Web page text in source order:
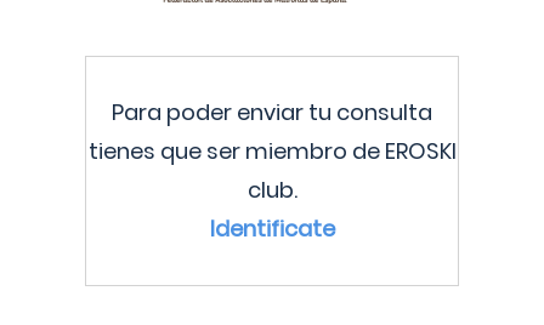
Para poder enviar tu consulta
tienes que ser miembro de EROSKI
club.
Identificate